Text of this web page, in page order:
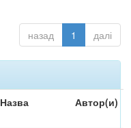
назад 1 далі
Назва Автор(и)